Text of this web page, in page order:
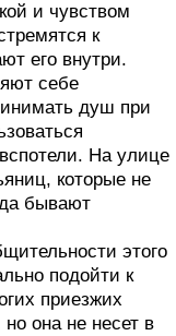
и чувством
к
его внутри.
себе
душ при
На улице
которые не
бывают
этого
подойти к
приезжих
она не несет в